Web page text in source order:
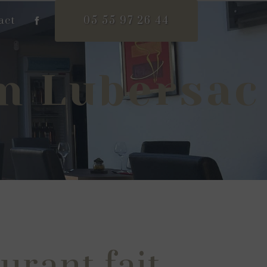
05 55 97 26 44
Lubersac